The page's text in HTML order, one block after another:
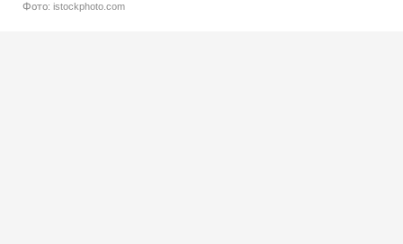
Фото: istockphoto.com